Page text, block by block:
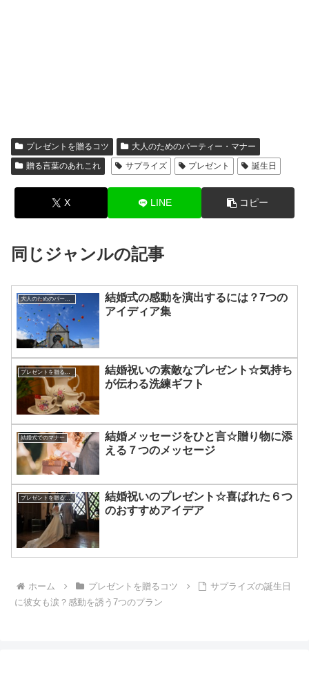
プレゼントを贈るコツ
大人のためのパーティー・マナー
贈る言葉のあれこれ
サプライズ プレゼント 誕生日
X LINE コピー
同じジャンルの記事
大人のためのパーティー・マナー
結婚式の感動を演出するには？7つの
アイディア集
プレゼントを贈るコツ
結婚祝いの素敵なプレゼント☆気持ち
が伝わる洗練ギフト
結婚式でのマナー
結婚メッセージをひと言☆贈り物に添
える７つのメッセージ
プレゼントを贈るコツ
結婚祝いのプレゼント☆喜ばれた６つ
のおすすめアイデア
ホーム プレゼントを贈るコツ
サプライズの誕生日
に彼女も涙？感動を誘う7つのプラン